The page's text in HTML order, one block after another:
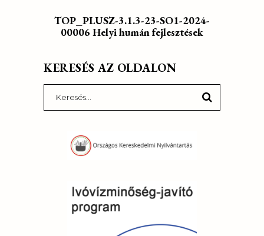
TOP_PLUSZ-3.1.3-23-SO1-2024-
00006 Helyi humán fejlesztések
KERESÉS AZ OLDALON
Search